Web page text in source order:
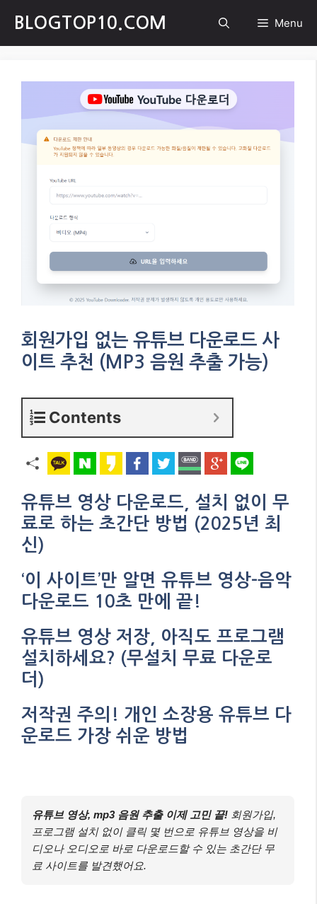
content
BLOGTOP10.COM Menu
회원가입 없는 유튜브 다운로드 사
이트 추천 (MP3 음원 추출 가능)
Contents
유튜브 영상 다운로드, 설치 없이 무
료로 하는 초간단 방법 (2025년 최
신)
‘이 사이트’만 알면 유튜브 영상-음악
다운로드 10초 만에 끝!
유튜브 영상 저장, 아직도 프로그램
설치하세요? (무설치 무료 다운로
더)
저작권 주의! 개인 소장용 유튜브 다
운로드 가장 쉬운 방법
유튜브 영상, mp3 음원 추출 이제 고민 끝! 회원가입,
프로그램 설치 없이 클릭 몇 번으로 유튜브 영상을 비
디오나 오디오로 바로 다운로드할 수 있는 초간단 무
료 사이트를 발견했어요.